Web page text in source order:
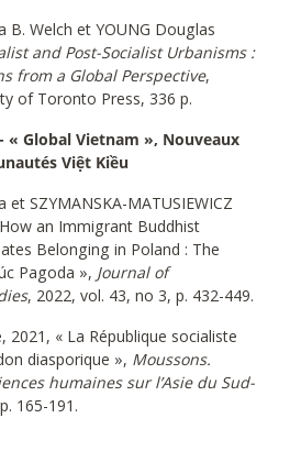
B. Welch et YOUNG Douglas
and Post-Socialist Urbanisms :
from a Global Perspective,
of Toronto Press, 336 p.
« Global Vietnam », Nouveaux
Việt Kiều
et SZYMANSKA-MATUSIEWICZ
an Immigrant Buddhist
Belonging in Poland : The
Pagoda », Journal of
, 2022, vol. 43, no 3, p. 432-449.
2021, « La République socialiste
diasporique », Moussons.
humaines sur l’Asie du Sud-
165-191.